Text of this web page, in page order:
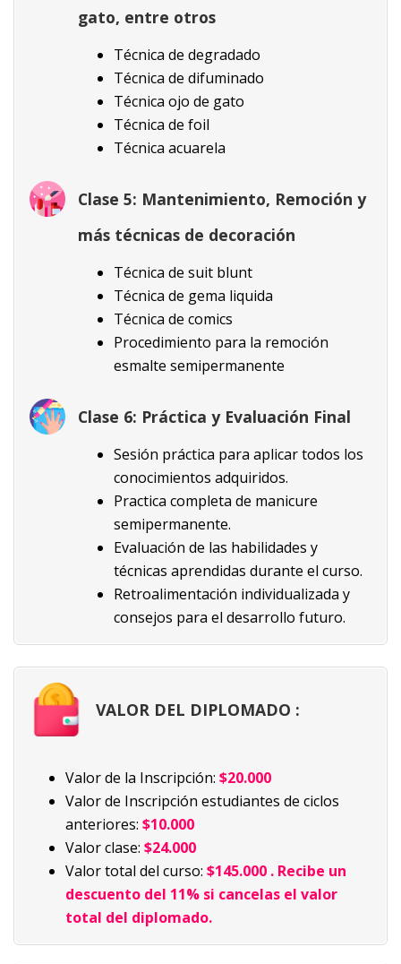
gato, entre otros
Técnica de degradado
Técnica de difuminado
Técnica ojo de gato
Técnica de foil
Técnica acuarela
Clase 5: Mantenimiento, Remoción y
más técnicas de decoración
Técnica de suit blunt
Técnica de gema liquida
Técnica de comics
Procedimiento para la remoción
esmalte semipermanente
Clase 6: Práctica y Evaluación Final
Sesión práctica para aplicar todos los
conocimientos adquiridos.
Practica completa de manicure
semipermanente.
Evaluación de las habilidades y
técnicas aprendidas durante el curso.
Retroalimentación individualizada y
consejos para el desarrollo futuro.
VALOR DEL DIPLOMADO :
Valor de la Inscripción: $20.000
Valor de Inscripción estudiantes de ciclos
anteriores: $10.000
Valor clase: $24.000
Valor total del curso: $145.000 . Recibe un
descuento del 11% si cancelas el valor
total del diplomado.